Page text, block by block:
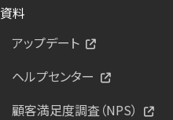
資料
アップデート
ヘルプセンター
顧客満足度調査（NPS）